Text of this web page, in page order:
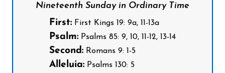
Nineteenth Sunday in Ordinary Time
First: First Kings 19: 9a, 11-13a
Psalm: Psalms 85: 9, 10, 11-12, 13-14
Second: Romans 9: 1-5
Alleluia: Psalms 130: 5